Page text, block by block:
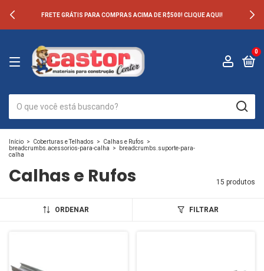
FRETE GRÁTIS PARA COMPRAS ACIMA DE R$500! CLIQUE AQUI!
0
Início > Coberturas e Telhados > Calhas e Rufos
>
breadcrumbs.acessorios-para-calha
>
breadcrumbs.suporte-para-
calha
Calhas e Rufos 15 produtos
ORDENAR FILTRAR